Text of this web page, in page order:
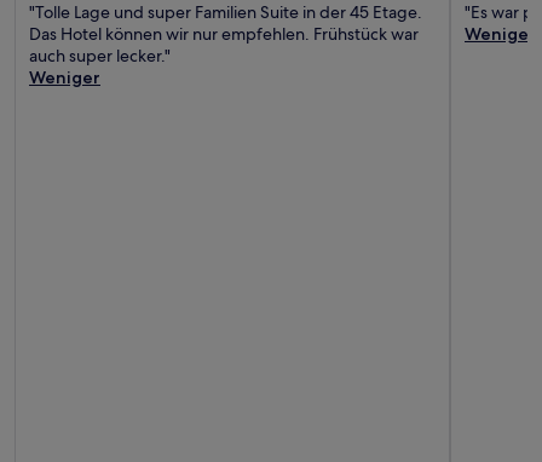
"Tolle Lage und super Familien Suite in der 45 Etage.
Das Hotel können wir nur empfehlen. Frühstück war
auch super lecker."
Weniger
"Es war
Weniger